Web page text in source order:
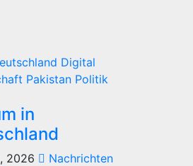
Digital
Pakistan Politik
in
2026
Nachrichten